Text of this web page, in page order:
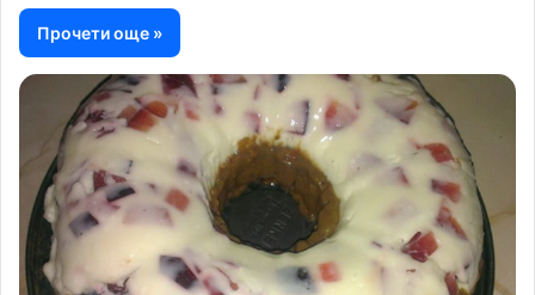
Прочети още »